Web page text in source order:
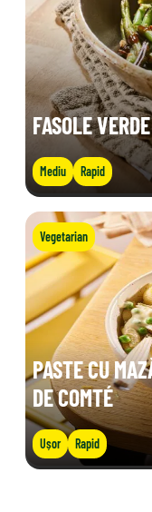
FASOLE
Mediu Rapid
Vegetarian
PASTE CU
DE COMTÉ
Ușor Rapid